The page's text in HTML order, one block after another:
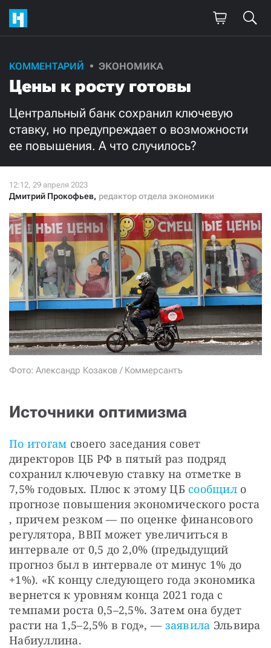
КОММЕНТАРИЙ ЭКОНОМИКА
Цены к росту готовы
Центральный банк сохранил ключевую
ставку, но предупреждает о возможности
ее повышения. А что случилось?
Дмитрий Прокофьев, редактор отдела экономики
Фото: Александр Козаков / Коммерсантъ
Источники оптимизма
По итогам своего заседания совет
директоров ЦБ РФ в пятый раз подряд
сохранил ключевую ставку на отметке в
7,5% годовых. Плюс к этому ЦБ сообщил о
прогнозе повышения экономического роста
, причем резком — по оценке финансового
регулятора, ВВП может увеличиться в
интервале от 0,5 до 2,0% (предыдущий
прогноз был в интервале от минус 1% до
+1%). «К концу следующего года экономика
вернется к уровням конца 2021 года с
темпами роста 0,5–2,5%. Затем она будет
расти на 1,5–2,5% в год», — заявила Эльвира
Набиуллина.
Поддержите
нашу работу!
Ежемесячно Разово
3000 1000
Нажимая кнопку «Стать соучастником»,
я принимаю условия и подтверждаю свое гражданство РФ
СТАТЬ СОУЧАСТНИКОМ
ПОДЕЛИТЬСЯ С ДРУЗЬЯМИ
Если у вас есть вопросы, пишите donate@novayagazeta.ru
или
звоните:
+7 (929) 612-03-68